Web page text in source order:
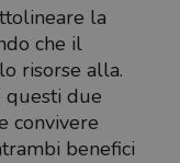
la
che il
risorse alla.
questi due
convivere
benefici